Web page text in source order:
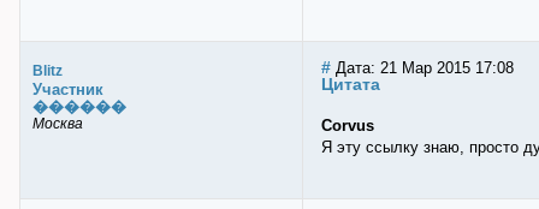
Blitz
Участник
������
Москва
# Дата: 21 Мар 2015 17:08
Цитата
Corvus
Я эту ссылку знаю, просто